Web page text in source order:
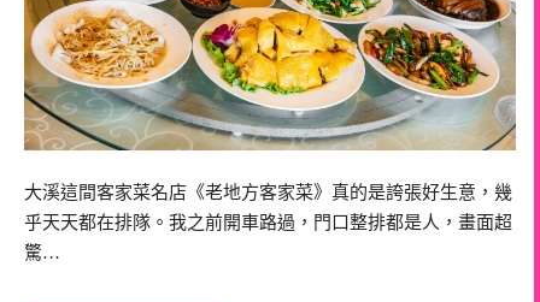
大溪這間客家菜名店《老地方客家菜》真的是誇張好生意，幾
乎天天都在排隊。我之前開車路過，門口整排都是人，畫面超
驚…